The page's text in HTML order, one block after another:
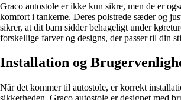
Graco autostole er ikke kun sikre, men de er
komfort i tankerne. Deres polstrede sæder og
sikrer, at dit barn sidder behageligt under
forskellige farver og designs, der passer til din
Installation og
Når det kommer til autostole, er korrekt